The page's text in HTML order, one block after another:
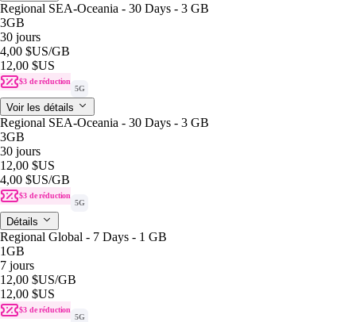
Regional SEA-Oceania - 30 Days - 3 GB
3GB
30 jours
4,00 $US/GB
12,00 $US
$3 de réduction
5G
Voir les détails
Regional SEA-Oceania - 30 Days - 3 GB
3GB
30 jours
12,00 $US
4,00 $US/GB
$3 de réduction
5G
Détails
Regional Global - 7 Days - 1 GB
1GB
7 jours
12,00 $US/GB
12,00 $US
$3 de réduction
5G